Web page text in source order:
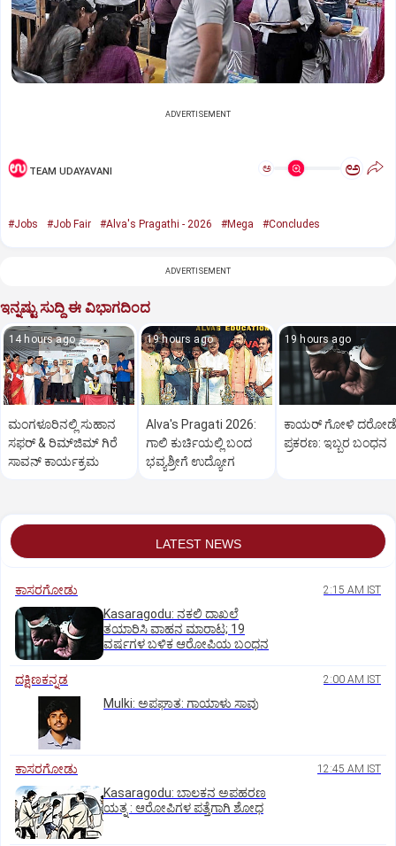
ADVERTISEMENT
TEAM UDAYAVANI ಅ ಅ
#Jobs #Job Fair #Alva's Pragathi - 2026 #Mega #Concludes
ADVERTISEMENT
ಇನ್ನಷ್ಟು ಸುದ್ದಿ ಈ ವಿಭಾಗದಿಂದ
14 hours ago
ಮಂಗಳೂರಿನಲ್ಲಿ ಸುಹಾನ
ಸಫರ್ & ರಿಮ್‌ಜಿಮ್ ಗಿರೆ
ಸಾವನ್ ಕಾರ್ಯಕ್ರಮ
19 hours ago
Alva's Pragati 2026:
ಗಾಲಿ ಕುರ್ಚಿಯಲ್ಲಿ ಬಂದ
ಭವ್ಯಶ್ರೀಗೆ ಉದ್ಯೋಗ
19 hours ago
ಕಾಯರ್ ಗೋಳಿ ದರೋಡೆ
ಪ್ರಕರಣ: ಇಬ್ಬರ ಬಂಧನ
LATEST NEWS
ಕಾಸರಗೋಡು 2:15 AM IST
Kasaragodu: ನಕಲಿ ದಾಖಲೆ
ತಯಾರಿಸಿ ವಾಹನ ಮಾರಾಟ; 19
ವರ್ಷಗಳ ಬಳಿಕ ಆರೋಪಿಯ ಬಂಧನ
ದಕ್ಷಿಣಕನ್ನಡ 2:00 AM IST
Mulki: ಅಪಘಾತ: ಗಾಯಾಳು ಸಾವು
ಕಾಸರಗೋಡು 12:45 AM IST
Kasaragodu: ಬಾಲಕನ ಅಪಹರಣ
ಯತ್ನ : ಆರೋಪಿಗಳ ಪತ್ತೆಗಾಗಿ ಶೋಧ